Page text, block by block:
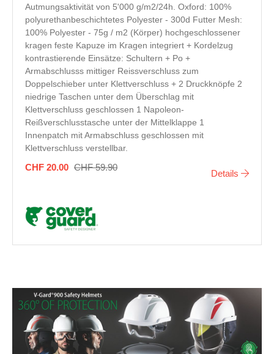
Autmungsaktivität von 5'000 g/m2/24h. Oxford: 100%
polyurethanbeschichtetes Polyester - 300d Futter Mesh:
100% Polyester - 75g / m2 (Körper) hochgeschlossener
kragen feste Kapuze im Kragen integriert + Kordelzug
kontrastierende Einsätze: Schultern + Po +
Armabschlusss mittiger Reissverschluss zum
Doppelschieber unter Klettverschluss + 2 Druckknöpfe 2
niedrige Taschen unter dem Überschlag mit
Klettverschluss geschlossen 1 Napoleon-
Reißverschlusstasche unter der Mittelklappe 1
Innenpatch mit Armabschluss geschlossen mit
Klettverschluss verstellbar.
CHF 20.00 CHF 59.90
Details